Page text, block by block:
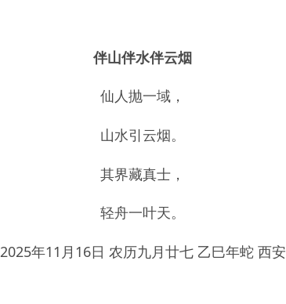
伴山伴水伴云烟
仙人抛一域，
山水引云烟。
其界藏真士，
轻舟一叶天。
2025年11月16日 农历九月廿七 乙巳年蛇 西安